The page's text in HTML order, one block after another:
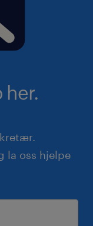
her.
la oss hjelpe